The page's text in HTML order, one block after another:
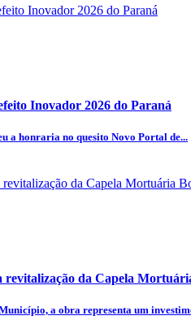
Inovador 2026 do Paraná
a honraria no quesito Novo Portal de...
revitalização da Capela
a obra representa um